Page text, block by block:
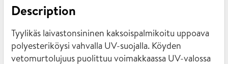
Description
Tyylikäs laivastonsininen kaksoispalmikoitu uppoava
polyesteriköysi vahvalla UV-suojalla. Köyden
vetomurtolujuus puolittuu voimakkaassa UV-valossa